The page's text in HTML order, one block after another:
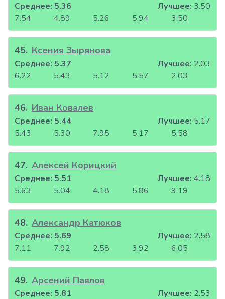
7.54 4.89 5.26 5.94 3.50
Среднее: 5.36 Лучшее: 3.50
45. Ксения Зырянова
6.22 5.43 5.12 5.57 2.03
Среднее: 5.37 Лучшее: 2.03
46. Иван Ковалев
5.43 5.30 7.95 5.17 5.58
Среднее: 5.44 Лучшее: 5.17
47. Алексей Корицкий
5.63 5.04 4.18 5.86 9.19
Среднее: 5.51 Лучшее: 4.18
48. Александр Катюков
7.11 7.92 2.58 3.92 6.05
Среднее: 5.69 Лучшее: 2.58
49. Арсений Павлов
Среднее: 5.81 Лучшее: 2.53